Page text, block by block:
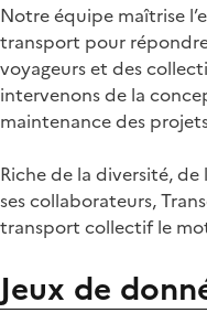
Notre équipe maîtrise
transport pour
voyageurs et des
intervenons de la
maintenance des
Riche de la diversité,
ses collaborateurs,
transport collectif le
Jeux de